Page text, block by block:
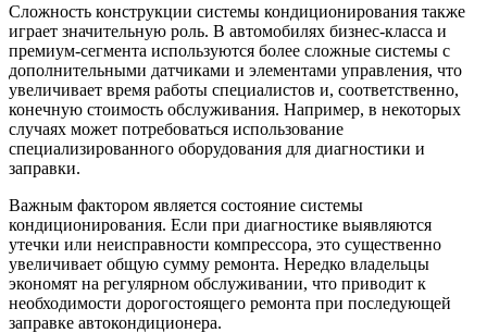
Сложность конструкции системы кондиционирования также
играет значительную роль. В автомобилях бизнес-класса и
премиум-сегмента используются более сложные системы с
дополнительными датчиками и элементами управления, что
увеличивает время работы специалистов и, соответственно,
конечную стоимость обслуживания. Например, в некоторых
случаях может потребоваться использование
специализированного оборудования для диагностики и
заправки.
Важным фактором является состояние системы
кондиционирования. Если при диагностике выявляются
утечки или неисправности компрессора, это существенно
увеличивает общую сумму ремонта. Нередко владельцы
экономят на регулярном обслуживании, что приводит к
необходимости дорогостоящего ремонта при последующей
заправке автокондиционера.